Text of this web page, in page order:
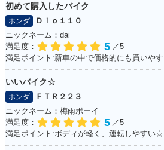
初めて購入したバイク
ホンダ
Ｄｉｏ１１０
ニックネーム：dai
満足度：
5 ／5
いいバイク☆
ホンダ
ＦＴＲ２２３
ニックネーム：梅雨ボーイ
満足度：
5 ／5